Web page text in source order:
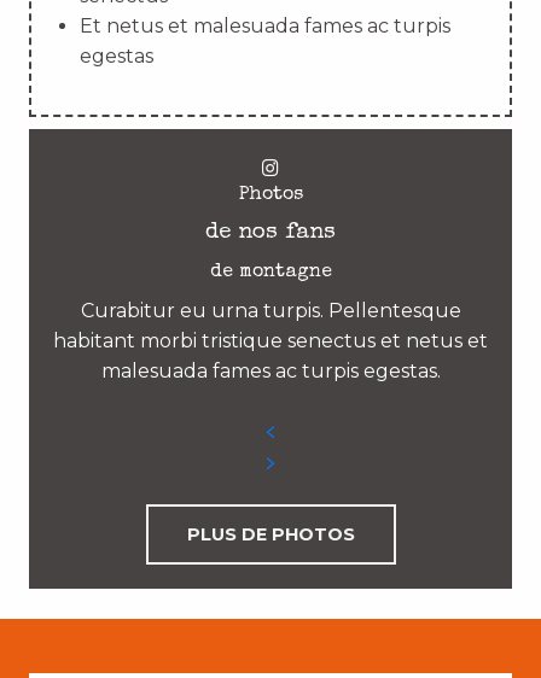
Et netus et malesuada fames ac turpis
egestas
Photos
de nos fans
de montagne
Curabitur eu urna turpis. Pellentesque
habitant morbi tristique senectus et netus et
malesuada fames ac turpis egestas.
PLUS DE PHOTOS